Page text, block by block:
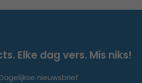
Elke dag vers. Mis niks!
Dagelijkse nieuwsbrief